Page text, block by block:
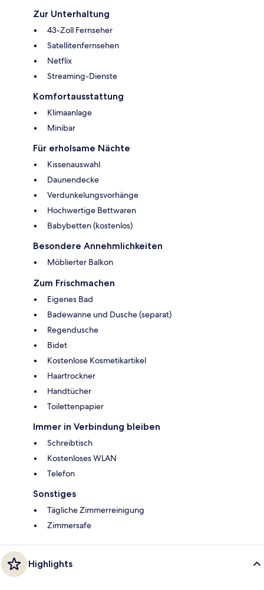
Zur Unterhaltung
43-Zoll Fernseher
Satellitenfernsehen
Netflix
Streaming-Dienste
Komfortausstattung
Klimaanlage
Minibar
Für erholsame Nächte
Kissenauswahl
Daunendecke
Verdunkelungsvorhänge
Hochwertige Bettwaren
Babybetten (kostenlos)
Besondere Annehmlichkeiten
Möblierter Balkon
Zum Frischmachen
Eigenes Bad
Badewanne und Dusche (separat)
Regendusche
Bidet
Kostenlose Kosmetikartikel
Haartrockner
Handtücher
Toilettenpapier
Immer in Verbindung bleiben
Schreibtisch
Kostenloses WLAN
Telefon
Sonstiges
Tägliche Zimmerreinigung
Zimmersafe
Highlights